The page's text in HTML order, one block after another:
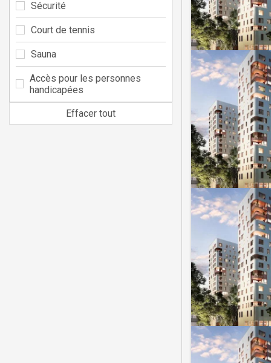
Sécurité
Court de tennis
Sauna
Accès pour les personnes
handicapées
Effacer tout